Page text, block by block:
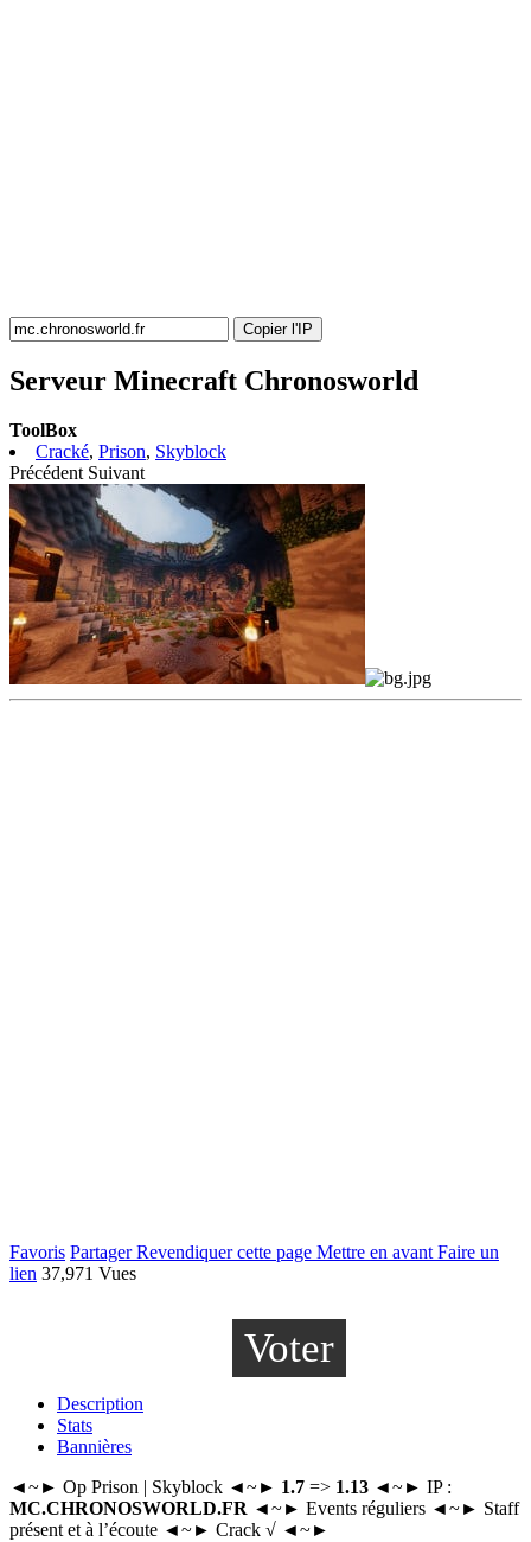
Copier l'IP
Serveur Minecraft Chronosworld
ToolBox
Cracké, Prison, Skyblock
Précédent Suivant
Favoris PartagerRevendiquer cette page Mettre en avantFaire un
lien 37,971 Vues
Voter
Description
Stats
Bannières
◄~► Op Prison | Skyblock ◄~► 1.7 => 1.13 ◄~► IP :
MC.CHRONOSWORLD.FR ◄~► Events réguliers ◄~► Staff
présent et à l’écoute ◄~► Crack √ ◄~►